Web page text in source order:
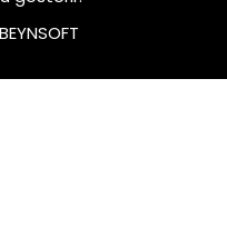
BEYNSOFT